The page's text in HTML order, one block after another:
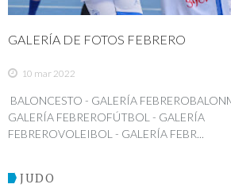
GALERÍA DE FOTOS FEBRERO
10 mar 2022
BALONCESTO - GALERÍA
GALERÍA FEBREROFÚTBOL - GALERÍA
FEBREROVOLEIBOL - GALERÍA FEBR...
JUDO